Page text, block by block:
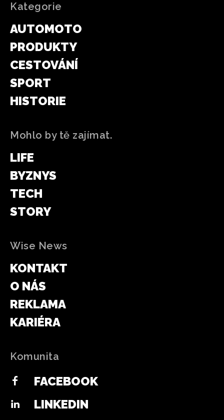
Kategorie
AUTOMOTO
PRODUKTY
CESTOVÁNÍ
SPORT
HISTORIE
Mohlo by tě zajímat.
LIFE
BYZNYS
TECH
STORY
Wise News
KONTAKT
O NÁS
REKLAMA
KARIÉRA
Komunita
FACEBOOK
LINKEDIN